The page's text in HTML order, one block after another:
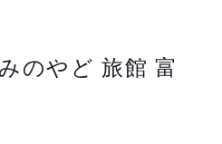
のやど 旅館 富